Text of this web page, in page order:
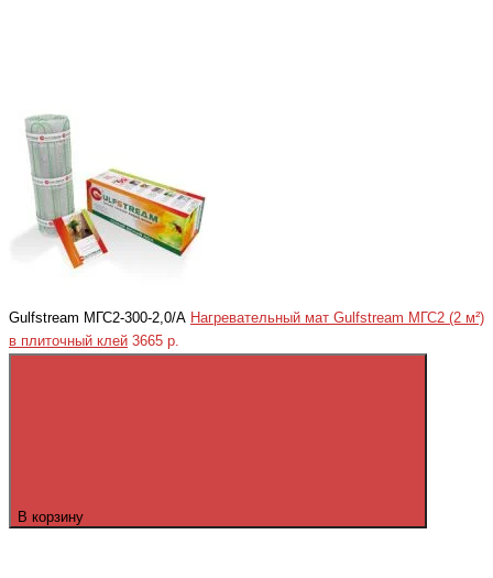
Gulfstream МГС2-300-2,0/А Нагревательный мат Gulfstream МГС2 (2 м²)
в плиточный клей 3665 р.
В корзину